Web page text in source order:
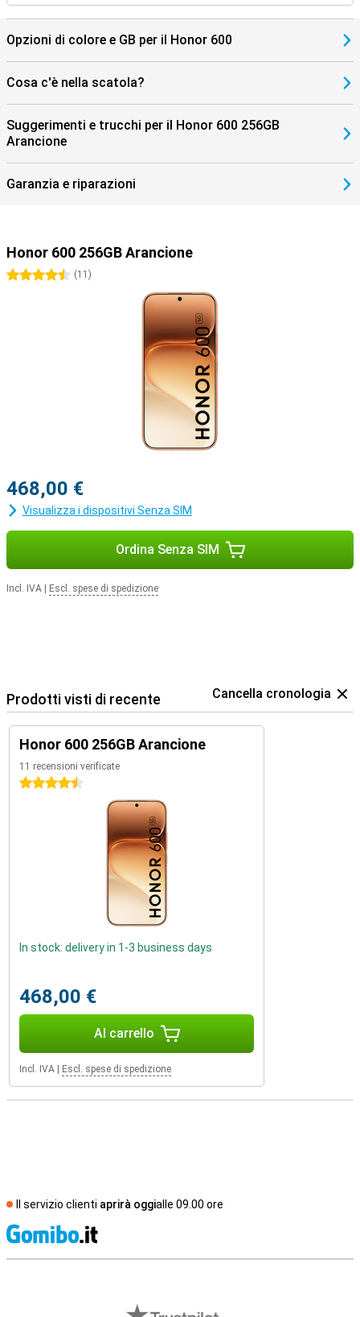
Opzioni di colore e GB per il Honor 600
Cosa c'è nella scatola?
Suggerimenti e trucchi per il Honor 600 256GB
Arancione
Garanzia e riparazioni
Honor 600 256GB Arancione
4.5 stelle
(11 )
468,00 €
Visualizza i dispositivi Senza SIM
Ordina Senza SIM
Incl. IVA Escl. spese di spedizione
Prodotti visti di recente Cancella cronologia
Honor 600 256GB Arancione
11 recensioni verificate
4.5 stelle
In stock: delivery in 1-3 business days
468,00 €
Al carrello
Incl. IVA Escl. spese di spedizione
Il servizio clienti aprirà oggialle 09.00 ore